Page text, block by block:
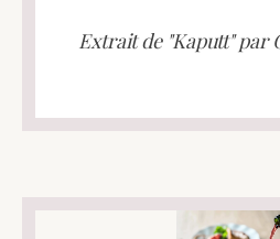
Extrait de "Kaputt" par